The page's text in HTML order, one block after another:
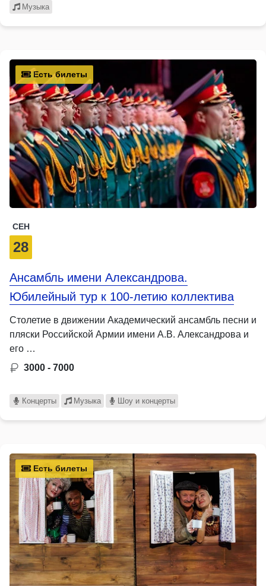
Музыка
Есть билеты
СЕН
28
Ансамбль имени Александрова.
Юбилейный тур к 100-летию коллектива
Столетие в движении Академический ансамбль песни и
пляски Российской Армии имени А.В. Александрова и
его …
3000 - 7000
Концерты Музыка Шоу и концерты
Есть билеты